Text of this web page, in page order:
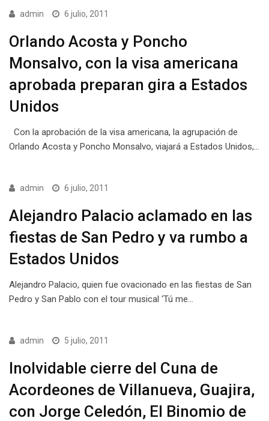
admin 6 julio, 2011
Orlando Acosta y Poncho
Monsalvo, con la visa americana
aprobada preparan gira a Estados
Unidos
Con la aprobación de la visa americana, la agrupación de
Orlando Acosta y Poncho Monsalvo, viajará a Estados Unidos,…
admin 6 julio, 2011
Alejandro Palacio aclamado en las
fiestas de San Pedro y va rumbo a
Estados Unidos
Alejandro Palacio, quien fue ovacionado en las fiestas de San
Pedro y San Pablo con el tour musical ‘Tú me…
admin 5 julio, 2011
Inolvidable cierre del Cuna de
Acordeones de Villanueva, Guajira,
con Jorge Celedón, El Binomio de